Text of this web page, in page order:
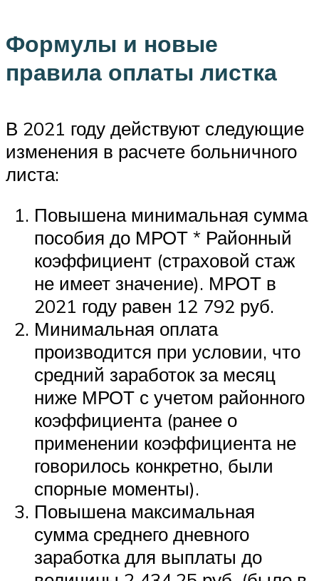
Формулы и новые
правила оплаты листка
В 2021 году действуют следующие
изменения в расчете больничного
листа:
Повышена минимальная сумма
пособия до МРОТ * Районный
коэффициент (страховой стаж
не имеет значение). МРОТ в
2021 году равен 12 792 руб.
Минимальная оплата
производится при условии, что
средний заработок за месяц
ниже МРОТ с учетом районного
коэффициента (ранее о
применении коэффициента не
говорилось конкретно, были
спорные моменты).
Повышена максимальная
сумма среднего дневного
заработка для выплаты до